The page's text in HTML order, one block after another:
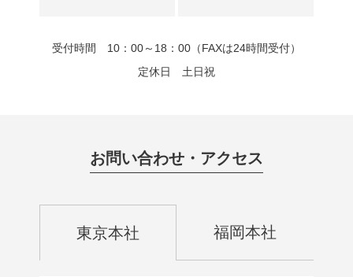
受付時間 10：00～18：00（FAXは24時間受付）
定休日 土日祝
お問い合わせ・アクセス
東京本社 福岡本社